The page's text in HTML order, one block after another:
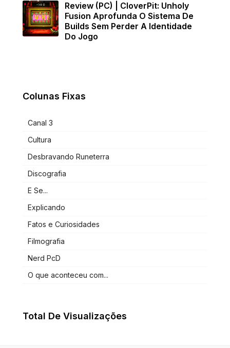
Review (PC) | CloverPit: Unholy
Fusion Aprofunda O Sistema De
Builds Sem Perder A Identidade
Do Jogo
Colunas Fixas
Canal 3
Cultura
Desbravando Runeterra
Discografia
E Se...
Explicando
Fatos e Curiosidades
Filmografia
Nerd PcD
O que aconteceu com...
Total De Visualizações